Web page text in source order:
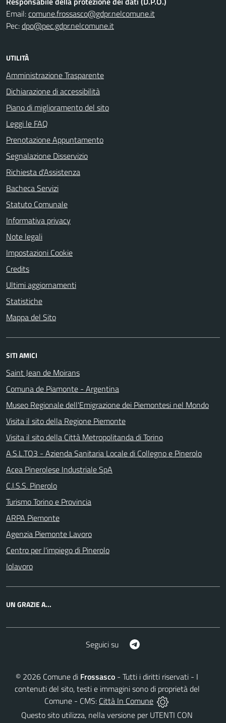
Email:comune.frossasco@gdpr.nelcomune.it
Pec:dpo@pec.gdpr.nelcomune.it
UTILITÀ
Amministrazione Trasparente
Dichiarazione di accessibilità
Piano di miglioramento del sito
Leggi le FAQ
Prenotazione Appuntamento
Segnalazione Disservizio
Richiesta d'Assistenza
Bacheca Servizi
Statuto Comunale
Informativa privacy
Note legali
Impostazioni Cookie
Credits
Ultimi aggiornamenti
Statistiche
Mappa del Sito
SITI AMICI
Saint Jean de Moirans
Comuna de Piamonte - Argentina
Museo Regionale dell'Emigrazione dei Piemontesi nel Mondo
Visita il sito della Regione Piemonte
Visita il sito della Città Metropolitanda di Torino
A.S.L.TO3 - Azienda Sanitaria Locale di Collegno e Pinerolo
Acea Pinerolese Industriale SpA
C.I.S.S. Pinerolo
Turismo Torino e Provincia
ARPA Piemonte
Agenzia Piemonte Lavoro
Centro per l'impiego di Pinerolo
Iolavoro
UN GRAZIE A...
Seguici su
© 2026 Comune di Frossasco - Tutti i diritti riservati - I
contenuti del sito, testi e immagini sono di proprietà del
Comune - CMS: Città In Comune
Questo sito utilizza, nella versione per UTENTI CON